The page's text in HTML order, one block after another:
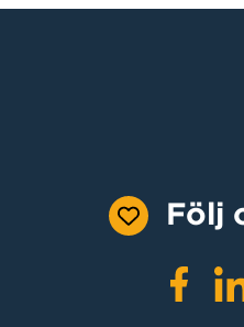
Följ